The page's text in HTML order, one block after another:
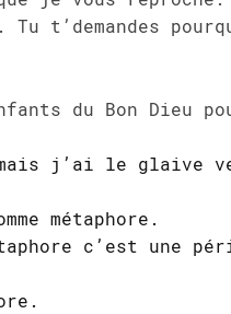
t’demandes
du Bon Dieu
j’ai le glaive
métaphore.
c’est une